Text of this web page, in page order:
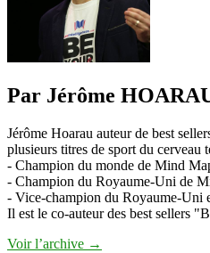
Par Jérôme
Jérôme Hoarau auteur de best
plusieurs titres de sport du cerveau
- Champion du monde de Mind
- Champion du Royaume-Uni de
- Vice-champion du Royaume-Uni
Il est le co-auteur des best sellers
Voir l’archive →